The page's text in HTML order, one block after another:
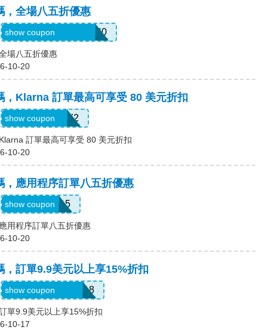
，全場八五折優惠
S3mermaidinheels360
show coupon
場八五折優惠
10-20
，Klarna 訂單最高可享受 80 美元折扣
KLARNAJULY2
show coupon
訂單最高可享受 80 美元折扣
10-20
，應用程序訂單八五折優惠
APP15
show coupon
用程序訂單八五折優惠
10-20
，訂單9.9美元以上享15%折扣
A6USquimimo7718
show coupon
單9.9美元以上享15%折扣
10-17